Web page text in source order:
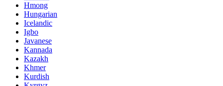
Hmong
Hungarian
Icelandic
Igbo
Javanese
Kannada
Kazakh
Khmer
Kurdish